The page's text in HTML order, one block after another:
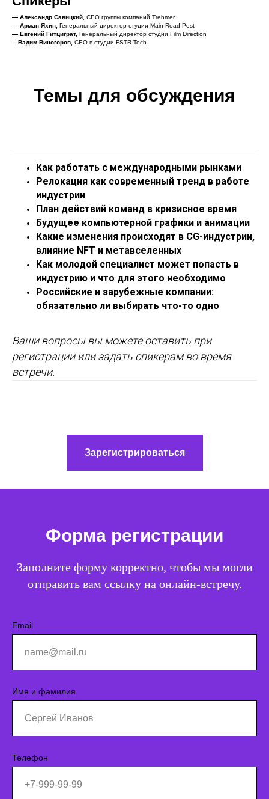
— Александр Савицкий, CEO группы компаний Trehmer
— Арман Яхин, Генеральный директор студии Main Road Post
— Евгений Гитциграт, Генеральный директор студии Film Direction
—Вадим Виногоров, CEO в студии FSTR.Tech
Темы для обсуждения
Как работать с международными рынками
Релокация как современный тренд в работе
индустрии
План действий команд в кризисное время
Будущее компьютерной графики и анимации
Какие изменения происходят в CG-индустрии,
влияние NFT и метавселенных
Как молодой специалист может попасть в
индустрию и что для этого необходимо
Российские и зарубежные компании:
обязательно ли выбирать что-то одно
Ваши вопросы вы можете оставить при
регистрации или задать спикерам во время
встречи.
Зарегистрироваться
Форма регистрации
Заполните форму корректно, чтобы мы могли
отправить вам ссылку на онлайн-встречу.
Email
Имя и фамилия
Телефон
©2026. Все права защищены
INFO@SCREAM.SCHOOL